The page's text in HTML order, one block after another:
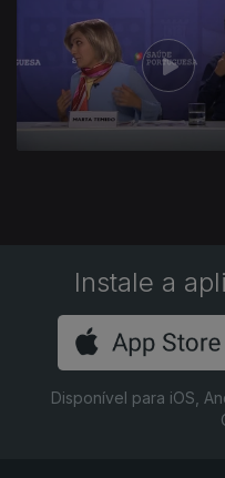
Instale a
Disponível para iOS,